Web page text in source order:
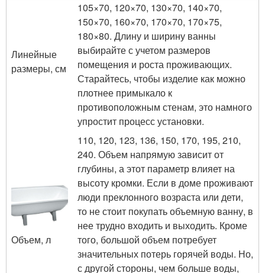
Линейные
размеры, см
105×70, 120×70, 130×70, 140×70,
150×70, 160×70, 170×70, 170×75,
180×80. Длину и ширину ванны
выбирайте с учетом размеров
помещения и роста проживающих.
Старайтесь, чтобы изделие как можно
плотнее примыкало к
противоположным стенам, это намного
упростит процесс установки.
Объем, л
110, 120, 123, 136, 150, 170, 195, 210,
240. Объем напрямую зависит от
глубины, а этот параметр влияет на
высоту кромки. Если в доме проживают
люди преклонного возраста или дети,
то не стоит покупать объемную ванну, в
нее трудно входить и выходить. Кроме
того, большой объем потребует
значительных потерь горячей воды. Но,
с другой стороны, чем больше воды,